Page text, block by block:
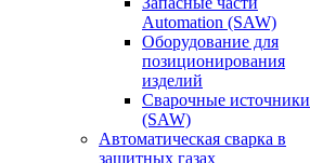
Automation (SAW)
Оборудование для
позиционирования
изделий
Сварочные источники
(SAW)
Автоматическая сварка в
защитных газах